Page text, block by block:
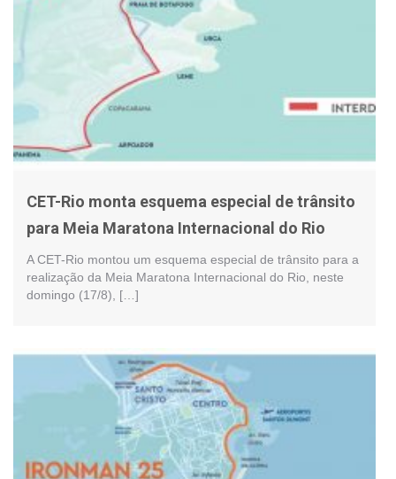
CET-Rio monta esquema especial de trânsito
para Meia Maratona Internacional do Rio
A CET-Rio montou um esquema especial de trânsito para a
realização da Meia Maratona Internacional do Rio, neste
domingo (17/8), […]